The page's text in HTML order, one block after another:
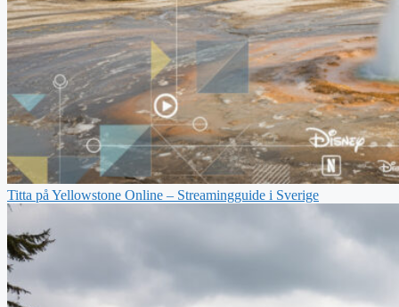
Titta på Yellowstone Online – Streamingguide i Sverige